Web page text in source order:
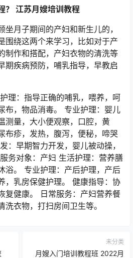
？ 江苏月嫂培训教程
月子期间的产妇和新生儿的，
围绕这两个来学习，比如对于产
制作和搭配，产妇衣物的清洗等
期疾病预防，哺乳指导，早教启
理：指导正确的哺乳，喂养，呵
布，物品消毒。 专业护理：婴儿
测量，大小便观察，口腔，黄
布疹，发热，腹泻，便秘，啼哭
：早期智力开发，婴儿被动操，
务对象：产妇 生活护理：营养膳
浴。 专业护理：产后护理，产后
，乳房保健护理。 健康指导：协
复健康。 日常服务：产妇营养餐
衣物，打扫房间卫生等。
未分类
月嫂入门培训教程班 2022月